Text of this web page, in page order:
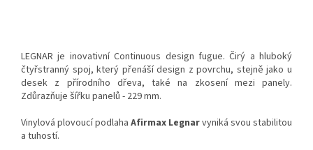
LEGNAR je inovativní Continuous design fugue. Čirý a hluboký
čtyřstranný spoj, který přenáší design z povrchu, stejně jako u
desek z přírodního dřeva, také na zkosení mezi panely.
Zdůrazňuje šířku panelů - 229 mm.
Vinylová plovoucí podlaha Afirmax Legnarvyniká svou stabilitou
a tuhostí.